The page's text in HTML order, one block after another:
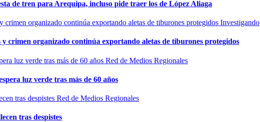
de tren para Arequipa, incluso pide traer los de López Aliaga
Investigando
crimen organizado continúa exportando aletas de tiburones protegidos
Red de Medios Regionales
luz verde tras más de 60 años
Red de Medios Regionales
tras despistes